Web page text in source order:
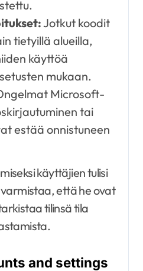
Jotkut koodit
tietyillä alueilla,
käyttöä
mukaan.
Microsoft-
tai
estää onnistuneen
käyttäjien tulisi
että he ovat
tilinsä tila
and settings